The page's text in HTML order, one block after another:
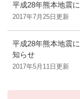
平成28年熊本地震
2017年7月25日更新
平成28年熊本地震
知らせ
2017年5月11日更新